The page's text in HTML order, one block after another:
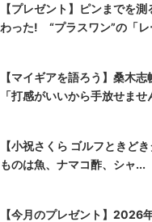
【プレゼント】ピンまでを
わった! “プラスワン”の「レ
【マイギアを語ろう】桑木
「打感がいいから手放せませ
【小祝さくら ゴルフとき
ものは魚、ナマコ酢、シャ...
【今月のプレゼント】2026